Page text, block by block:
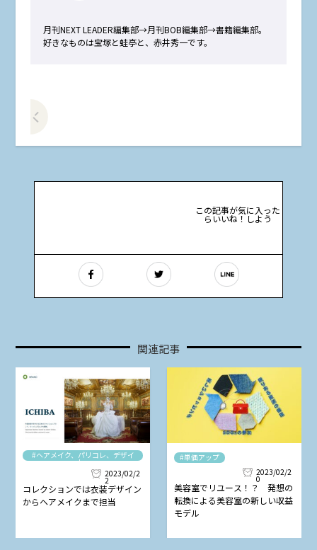
月刊NEXT LEADER編集部→月刊BOB編集部→書籍編集部。
好きなものは宝塚と蛙亭と、赤井秀一です。
この記事が気に入った
らいいね！しよう
関連記事
#ヘアメイク、パリコレ、デザイ
ナー
2023/02/2
2
コレクションでは衣装デザイン
からヘアメイクまで担当
#単価アップ
2023/02/2
0
美容室でリユース！？ 発想の
転換による美容室の新しい収益
モデル